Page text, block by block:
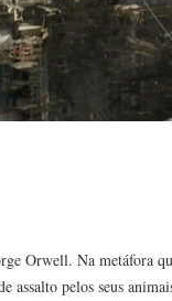
Orwell. Na metáfora
assalto pelos seus